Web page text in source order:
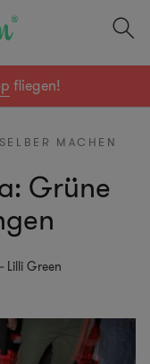
fliegen!
SELBER MACHEN
Grüne
Lilli Green